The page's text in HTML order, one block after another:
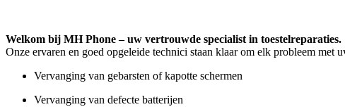
Welkom bij MH Phone – uw vertrouwde specialist in toestelreparaties.
Onze ervaren en goed opgeleide technici staan klaar om elk probleem
Vervanging van gebarsten of kapotte schermen
Vervanging van defecte batterijen